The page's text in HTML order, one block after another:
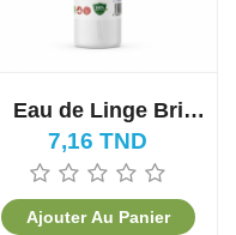
Eau de Linge Bri
Max 500ML
7,16 TND
Ajouter Au Panier